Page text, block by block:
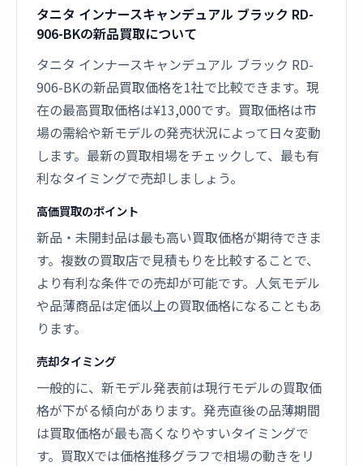
タニタ インナースキャンデュアル ブラック RD-
906-BKの新品買取について
タニタ インナースキャンデュアル ブラック RD-
906-BKの新品買取価格を1社で比較できます。現
在の最高買取価格は¥13,000です。買取価格は市
場の需給や新モデルの発売状況によって日々変動
します。最新の買取相場をチェックして、最も有
利なタイミングで売却しましょう。
高価買取のポイント
新品・未開封品は最も高い買取価格が期待できま
す。複数の買取店で見積もりを比較することで、
より有利な条件での売却が可能です。人気モデル
や品薄商品は定価以上の買取価格になることもあ
ります。
売却タイミング
一般的に、新モデル発表前は現行モデルの買取価
格が下がる傾向があります。発売直後の品薄期間
は買取価格が最も高くなりやすいタイミングで
す。買取Xでは価格推移グラフで相場の動きをリ